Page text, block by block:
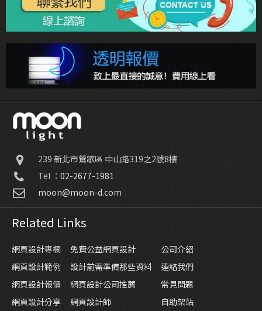
239 新北市鶯歌區 中山路319之2號8樓
Tel ： 02-2677-1981
moon@moon-d.com
Related Links
網頁設計專欄 免費公益網頁設計
公司介紹
網頁設計範例
設計前需準備那些資料
連絡我們
網頁設計報價
網頁設計公司推薦
常見問題
網頁設計分享
網頁設計師
自助架站